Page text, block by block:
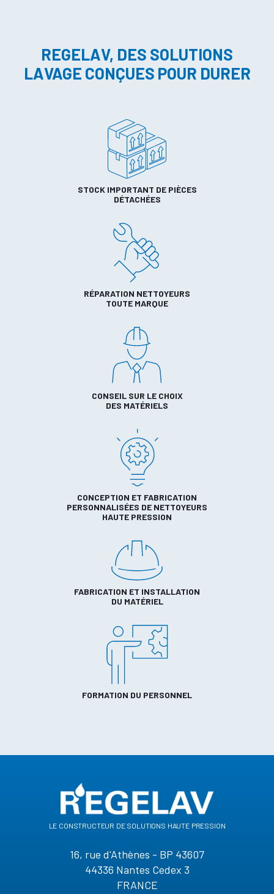
REGELAV, DES SOLUTIONS
LAVAGE CONÇUES POUR DURER
STOCK IMPORTANT DE PIÈCES
DÉTACHÉES
RÉPARATION NETTOYEURS
TOUTE MARQUE
CONSEIL SUR LE CHOIX
DES MATÉRIELS
CONCEPTION ET FABRICATION
PERSONNALISÉES DE NETTOYEURS
HAUTE PRESSION
FABRICATION ET INSTALLATION
DU MATÉRIEL
FORMATION DU PERSONNEL
le constructeur de solutions haute pression
16, rue d'Athènes - BP 43607
44336 Nantes Cedex 3
FRANCE